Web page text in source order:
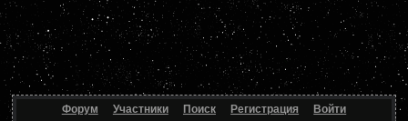
Форум Участники Поиск Регистрация Войти